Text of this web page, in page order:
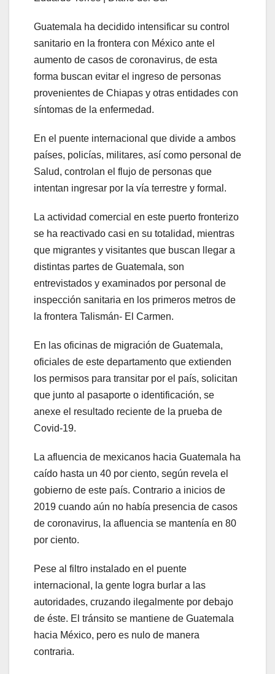
Guatemala ha decidido intensificar su control
sanitario en la frontera con México ante el
aumento de casos de coronavirus, de esta
forma buscan evitar el ingreso de personas
provenientes de Chiapas y otras entidades con
síntomas de la enfermedad.
En el puente internacional que divide a ambos
países, policías, militares, así como personal de
Salud, controlan el flujo de personas que
intentan ingresar por la vía terrestre y formal.
La actividad comercial en este puerto fronterizo
se ha reactivado casi en su totalidad, mientras
que migrantes y visitantes que buscan llegar a
distintas partes de Guatemala, son
entrevistados y examinados por personal de
inspección sanitaria en los primeros metros de
la frontera Talismán- El Carmen.
En las oficinas de migración de Guatemala,
oficiales de este departamento que extienden
los permisos para transitar por el país, solicitan
que junto al pasaporte o identificación, se
anexe el resultado reciente de la prueba de
Covid-19.
La afluencia de mexicanos hacia Guatemala ha
caído hasta un 40 por ciento, según revela el
gobierno de este país. Contrario a inicios de
2019 cuando aún no había presencia de casos
de coronavirus, la afluencia se mantenía en 80
por ciento.
Pese al filtro instalado en el puente
internacional, la gente logra burlar a las
autoridades, cruzando ilegalmente por debajo
de éste. El tránsito se mantiene de Guatemala
hacia México, pero es nulo de manera
contraria.